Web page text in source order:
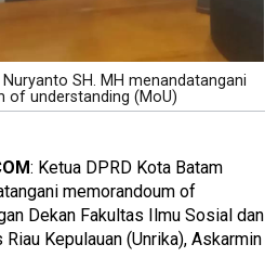
SH. MH menandatangani
of understanding (MoU)
: Ketua DPRD Kota Batam
memorandoum of
Dekan Fakultas Ilmu Sosial dan
Kepulauan (Unrika), Askarmin